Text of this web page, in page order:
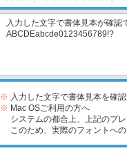
※ 入力した文字で書体見本を確
※ Mac OSご利用の方へ
システムの都合上、上記のプ
このため、実際のフォントへの